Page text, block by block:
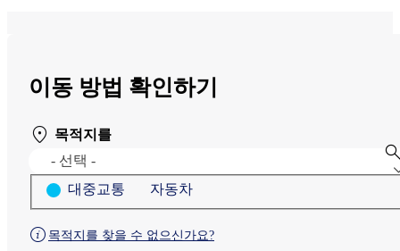
이동 방법 확인하기
목적지를
- 선택 -
대중교통
자동차
목적지를 찾을 수 없으신가요?